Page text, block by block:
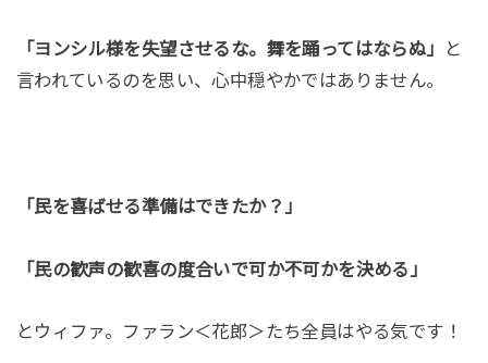
「ヨンシル様を失望させるな。舞を踊ってはならぬ」
と
言われているのを思い、心中穏やかではありません。
「民を喜ばせる準備はできたか？」
「民の歓声の歓喜の度合いで可か不可かを決める」
とウィファ。ファラン＜花郎＞たち全員はやる気です！